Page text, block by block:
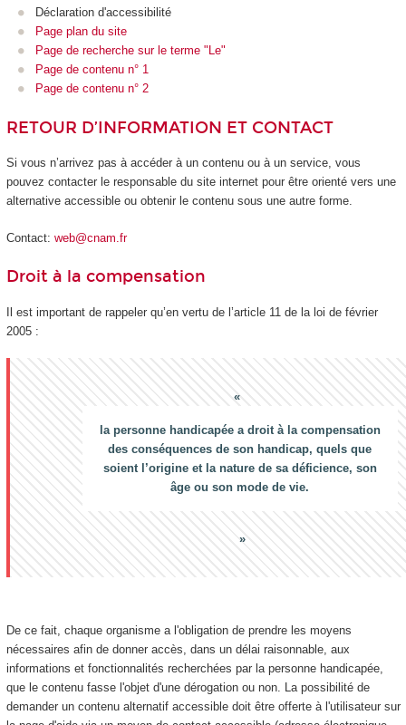
Déclaration d'accessibilité
Page plan du site
Page de recherche sur le terme "Le"
Page de contenu n° 1
Page de contenu n° 2
RETOUR D’INFORMATION ET CONTACT
Si vous n’arrivez pas à accéder à un contenu ou à un service, vous
pouvez contacter le responsable du site internet pour être orienté vers une
alternative accessible ou obtenir le contenu sous une autre forme.
Contact: web@cnam.fr
Droit à la compensation
Il est important de rappeler qu’en vertu de l’article 11 de la loi de février
2005 :
la personne handicapée a droit à la compensation
des conséquences de son handicap, quels que
soient l’origine et la nature de sa déficience, son
âge ou son mode de vie.
De ce fait, chaque organisme a l'obligation de prendre les moyens
nécessaires afin de donner accès, dans un délai raisonnable, aux
informations et fonctionnalités recherchées par la personne handicapée,
que le contenu fasse l'objet d'une dérogation ou non. La possibilité de
demander un contenu alternatif accessible doit être offerte à l'utilisateur sur